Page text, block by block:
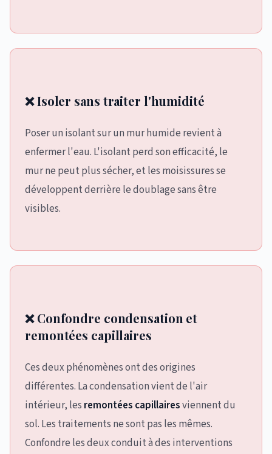
❌ Isoler sans traiter l'humidité
Poser un isolant sur un mur humide revient à
enfermer l'eau. L'isolant perd son efficacité, le
mur ne peut plus sécher, et les moisissures se
développent derrière le doublage sans être
visibles.
❌ Confondre condensation et
remontées capillaires
Ces deux phénomènes ont des origines
différentes. La condensation vient de l'air
intérieur, les remontées capillairesviennent du
sol. Les traitements ne sont pas les mêmes.
Confondre les deux conduit à des interventions